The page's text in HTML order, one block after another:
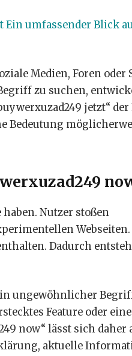
Ein umfassender Blick
Medien, Foren oder
zu suchen,
jetzt“ der
Bedeutung
Nutzer stoßen
Dadurch
ungewöhnlicher
Feature oder
now“ lässt sich daher
aktuelle